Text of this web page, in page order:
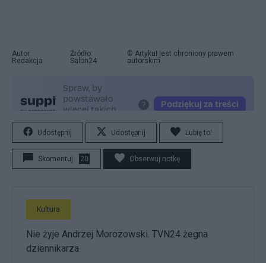
Autor:
Redakcja
Źródło:
Salon24
© Artykuł jest chroniony prawem
autorskim.
Udostępnij Udostępnij Lubię to!
Skomentuj 20 Obserwuj notkę
Kultura
Nie żyje Andrzej Morozowski. TVN24 żegna
dziennikarza